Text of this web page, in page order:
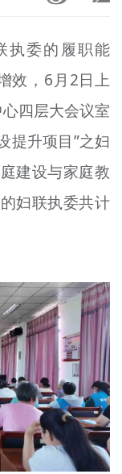
+
+
执委的履职能
效，6月2日上
四层大会议室
提升项目”之妇
建设与家庭教
妇联执委共计